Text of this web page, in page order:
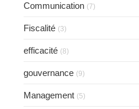
Communication (7)
Fiscalité (3)
efficacité (8)
gouvernance (9)
Management (5)